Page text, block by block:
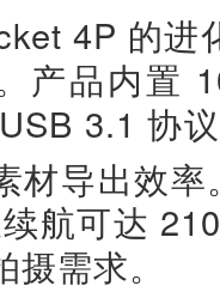
4P 的进
产品内置
3.1 协
材导出效
航可达
需求。